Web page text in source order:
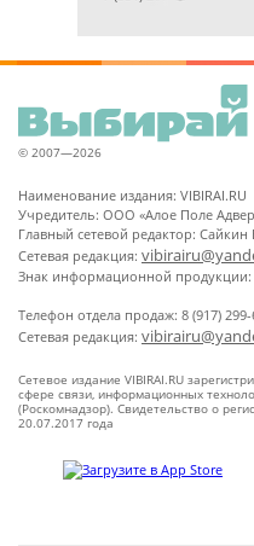
© 2007—2026
Наименование издания: VIBIRAI.RU
Учредитель: ООО «Алое Поле
Главный сетевой редактор: Сайкин
Сетевая редакция:
Знак информационной продукции:
Телефон отдела продаж: 8 (917)
Сетевая редакция:
Сетевое издание VIBIRAI.RU
сфере связи, информационных
(Роскомнадзор). Свидетельство о
20.07.2017 года